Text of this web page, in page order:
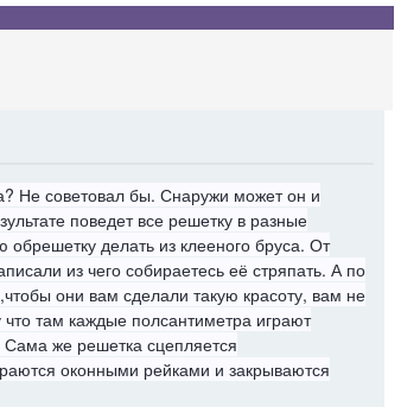
Не советовал бы. Снаружи может он и
поведет все решетку в разные
делать из клееного бруса. От
из чего собираетесь её стряпать. А по
они вам сделали такую красоту, вам не
там каждые полсантиметра играют
же решетка сцепляется
оконными рейками и закрываются